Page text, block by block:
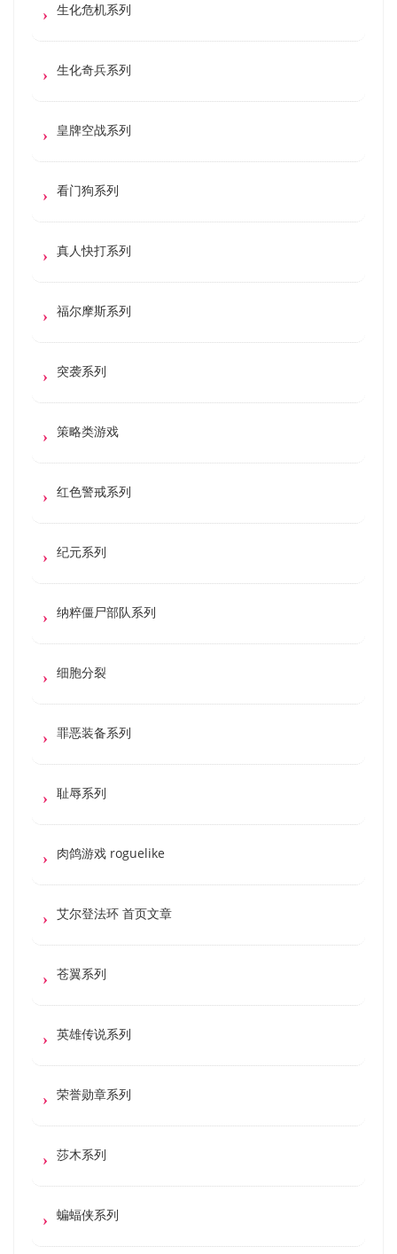
生化危机系列
生化奇兵系列
皇牌空战系列
看门狗系列
真人快打系列
福尔摩斯系列
突袭系列
策略类游戏
红色警戒系列
纪元系列
纳粹僵尸部队系列
细胞分裂
罪恶装备系列
耻辱系列
肉鸽游戏 roguelike
艾尔登法环 首页文章
苍翼系列
英雄传说系列
荣誉勋章系列
莎木系列
蝙蝠侠系列